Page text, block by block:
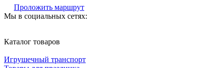
Проложить маршрут
Мы в социальных сетях:
Каталог товаров
Игрушечный транспорт